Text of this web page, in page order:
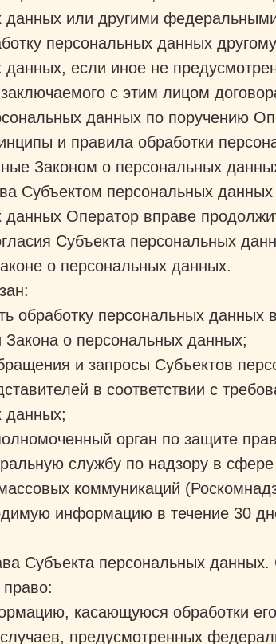
данных или другими
персональных данных
данных, если иное не
с этим лицом
данных по поручению
и правила обработки
Законом о персональных
Субъектом персональных данных
данных Оператор вправе
Субъекта персональных
о персональных данных.
обработку персональных данных
Закона о персональных данных;
и запросы Субъектов
в соответствии с
данных;
орган по защите
службу по надзору в
коммуникаций
информацию в течение 30
Субъекта персональных данных.
касающуюся обработки
предусмотренных